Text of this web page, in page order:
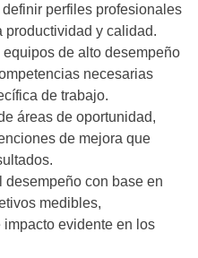
perfiles profesionales
productividad y calidad.
equipos de alto desempeño
necesarias
de trabajo.
áreas de oportunidad,
de mejora que
desempeño con base en
medibles,
evidente en los